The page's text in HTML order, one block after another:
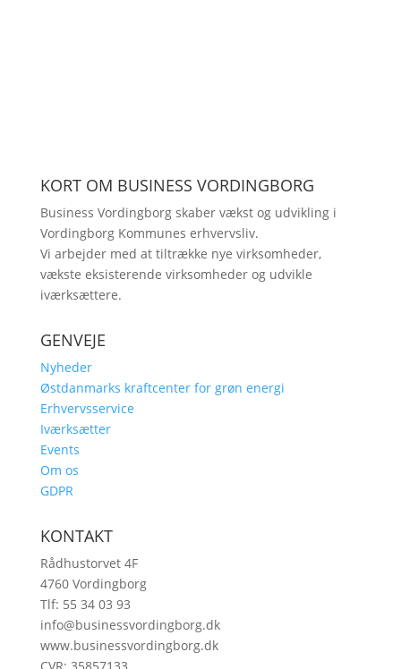
KORT OM BUSINESS VORDINGBORG
Business Vordingborg skaber vækst og udvikling i
Vordingborg Kommunes erhvervsliv.
Vi arbejder med at tiltrække nye virksomheder,
vækste eksisterende virksomheder og udvikle
iværksættere.
GENVEJE
Nyheder
Østdanmarks kraftcenter for grøn energi
Erhvervsservice
Iværksætter
Events
Om os
GDPR
KONTAKT
Rådhustorvet 4F
4760 Vordingborg
Tlf: 55 34 03 93
info@businessvordingborg.dk
www.businessvordingborg.dk